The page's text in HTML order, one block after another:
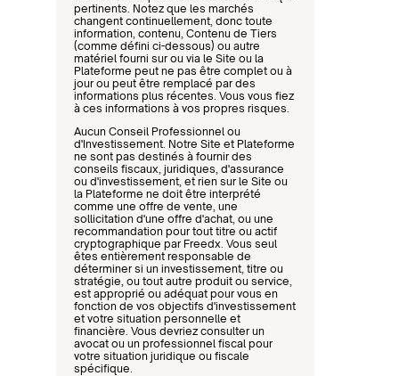
pertinents. Notez que les marchés
changent continuellement, donc toute
information, contenu, Contenu de Tiers
(comme défini ci-dessous) ou autre
matériel fourni sur ou via le Site ou la
Plateforme peut ne pas être complet ou à
jour ou peut être remplacé par des
informations plus récentes. Vous vous fiez
à ces informations à vos propres risques.
Aucun Conseil Professionnel ou
d'Investissement. Notre Site et Plateforme
ne sont pas destinés à fournir des
conseils fiscaux, juridiques, d'assurance
ou d'investissement, et rien sur le Site ou
la Plateforme ne doit être interprété
comme une offre de vente, une
sollicitation d'une offre d'achat, ou une
recommandation pour tout titre ou actif
cryptographique par Freedx. Vous seul
êtes entièrement responsable de
déterminer si un investissement, titre ou
stratégie, ou tout autre produit ou service,
est approprié ou adéquat pour vous en
fonction de vos objectifs d'investissement
et votre situation personnelle et
financière. Vous devriez consulter un
avocat ou un professionnel fiscal pour
votre situation juridique ou fiscale
spécifique.